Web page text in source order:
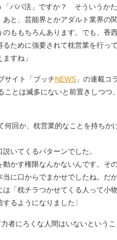
「パパ活」ですか？ そういうか
と、芸能界とかアダルト業界の
ももちろんあります。でも、香
ために強要されて枕営業を行っ
すね」
サイト「ブッチNEWS 」の連載コ
ことは滅多にないと前置きしつつ
何回か、枕営業的なことを持ちか
いてくるパターンでした。
かす権限なんかないんです。そ
に口からでまかせでしたね。だ
「枕チラつかせてくる人って小
るようになりました〉
者にろくな人間はいないというこ